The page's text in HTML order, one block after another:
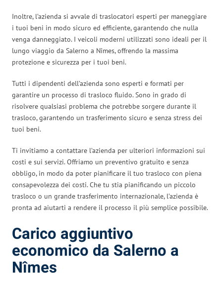
Inoltre, l’azienda si avvale di traslocatori esperti per maneggiare
i tuoi beni in modo sicuro ed efficiente, garantendo che nulla
venga danneggiato. I veicoli moderni utilizzati sono ideali per il
lungo viaggio da Salerno a Nîmes, offrendo la massima
protezione e sicurezza per i tuoi beni.
Tutti i dipendenti dell’azienda sono esperti e formati per
garantire un processo di trasloco fluido. Sono in grado di
risolvere qualsiasi problema che potrebbe sorgere durante il
trasloco, garantendo un trasferimento sicuro e senza stress dei
tuoi beni.
Ti invitiamo a contattare l’azienda per ulteriori informazioni sui
costi e sui servizi. Offriamo un preventivo gratuito e senza
obbligo, in modo da poter pianificare il tuo trasloco con piena
consapevolezza dei costi. Che tu stia pianificando un piccolo
trasloco o un grande trasferimento internazionale, l’azienda è
pronta ad aiutarti a rendere il processo il più semplice possibile.
Carico aggiuntivo
economico da Salerno a
Nîmes